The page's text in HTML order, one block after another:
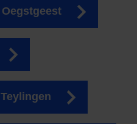
Oegstgeest
Teylingen